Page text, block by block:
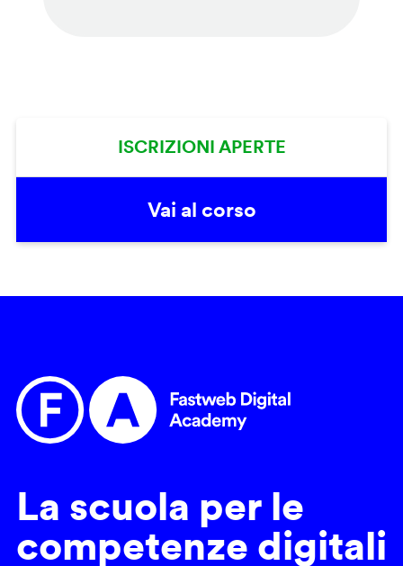
ISCRIZIONI APERTE
Vai al corso
La scuola per le
competenze digitali